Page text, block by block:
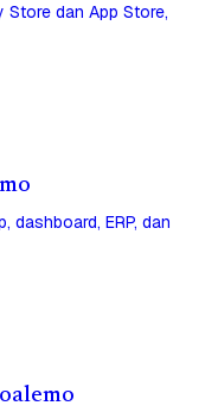
Store dan App Store,
ERP, dan